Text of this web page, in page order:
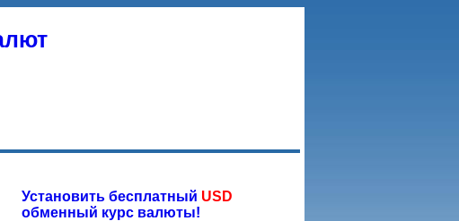
Установить бесплатный USD
обменный курс валюты!